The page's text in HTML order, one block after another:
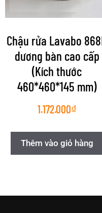
Chậu rửa Lavabo
dương bàn cao cấp
(Kích thước
460*460*145 mm)
1.172.000₫
Thêm vào giỏ hàng